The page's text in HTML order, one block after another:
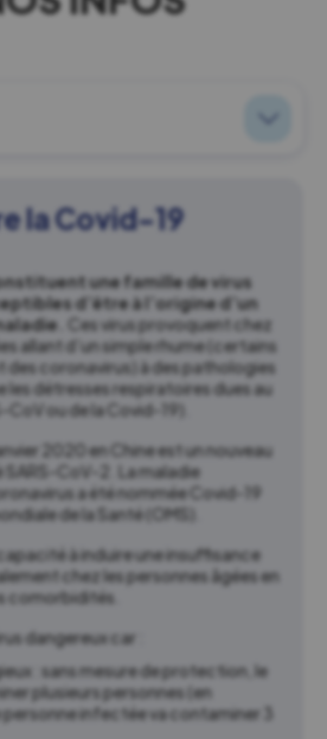
la Covid-19
une famille de virus
d’être à l’origine d’un
Ces virus provoquent chez
allant d’un simple rhume (certains
des coronavirus) à des pathologies
les détresses respiratoires dues au
CoV ou de la Covid-19).
2020 en Chine est un nouveau
CoV-2. La maladie
a été nommée Covid-19
de la Santé (OMS).
à induire une insuffisance
chez les personnes âgées en
comorbidités.
dangereux car :
: sans mesure de protection, le
plusieurs personnes (en
infectée va contaminer 3